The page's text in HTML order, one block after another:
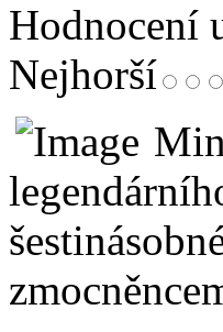
Hodnocení
Nejhorší